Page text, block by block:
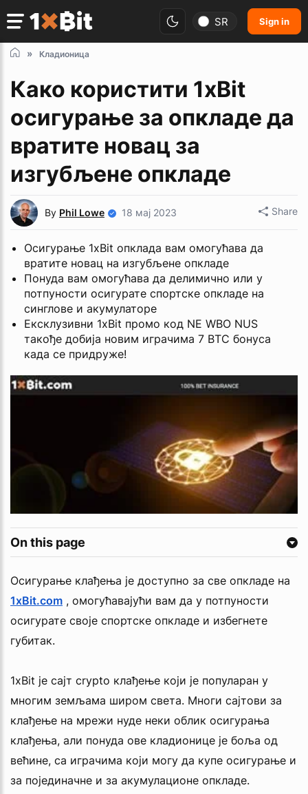
SR Sign in
Кладионица
Како користити 1xBit
осигурање за опкладе да
вратите новац за
изгубљене опкладе
By Phil Lowe 18 мај 2023 Share
Осигурање 1xBit опклада вам омогућава да
вратите новац на изгубљене опкладе
Понуда вам омогућава да делимично или у
потпуности осигурате спортске опкладе на
синглове и акумулаторе
Ексклузивни 1xBit промо код NE WBO NUS
такође добија новим играчима 7 BTC бонуса
када се придруже!
On this page
Осигурање клађења је доступно за све опкладе на
1xBit.com , омогућавајући вам да у потпуности
осигурате своје спортске опкладе и избегнете
губитак.
1xBit је сајт crypto клађење који је популаран у
многим земљама широм света. Многи сајтови за
клађење на мрежи нуде неки облик осигурања
клађења, али понуда ове кладионице је боља од
већине, са играчима који могу да купе осигурање и
за појединачне и за акумулационе опкладе.